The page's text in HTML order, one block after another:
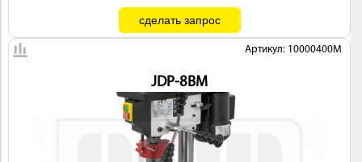
Артикул: 10000400M
JDP-8BM